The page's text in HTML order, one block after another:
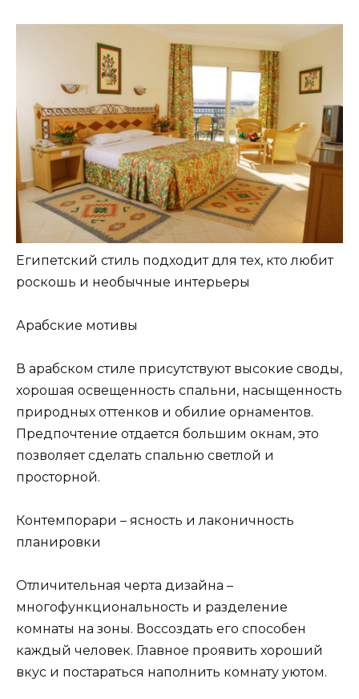
Египетский стиль подходит для тех, кто любит
роскошь и необычные интерьеры
Арабские мотивы
В арабском стиле присутствуют высокие своды,
хорошая освещенность спальни, насыщенность
природных оттенков и обилие орнаментов.
Предпочтение отдается большим окнам, это
позволяет сделать спальню светлой и
просторной.
Контемпорари – ясность и лаконичность
планировки
Отличительная черта дизайна –
многофункциональность и разделение
комнаты на зоны. Воссоздать его способен
каждый человек. Главное проявить хороший
вкус и постараться наполнить комнату уютом.